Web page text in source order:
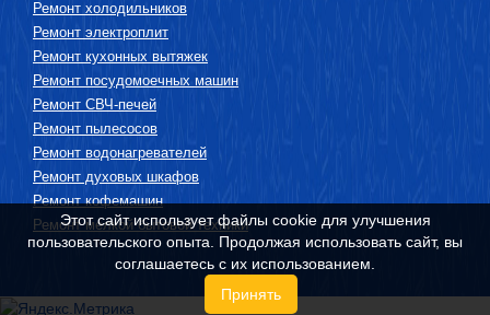
Ремонт холодильников
Ремонт электроплит
Ремонт кухонных вытяжек
Ремонт посудомоечных машин
Ремонт СВЧ-печей
Ремонт пылесосов
Ремонт водонагревателей
Ремонт духовых шкафов
Ремонт кофемашин
Ремонт мелкой бытовой техники
Этот сайт использует файлы cookie для улучшения
пользовательского опыта. Продолжая использовать сайт, вы
соглашаетесь с их использованием.
Принять